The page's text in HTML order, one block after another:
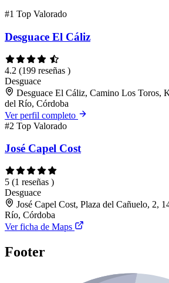
#1 Top Valorado
Desguace El Cáliz
4.2 (199 reseñas )
Desguace
Desguace El Cáliz, Camino Los Toros,
del Río, Córdoba
Ver perfil completo
#2 Top Valorado
José Capel Cost
5 (1 reseñas )
Desguace
José Capel Cost, Plaza del Cañuelo, 2,
Río, Córdoba
Ver ficha de Maps
Footer